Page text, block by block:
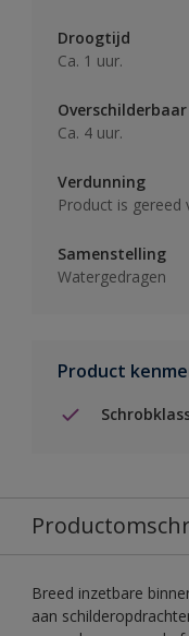
Droogtijd
Ca. 1 uur.
Overschilderbaar
Ca. 4 uur.
Verdunning
Product is gereed
Samenstelling
Watergedragen
Product
Breed inzetbare
aan